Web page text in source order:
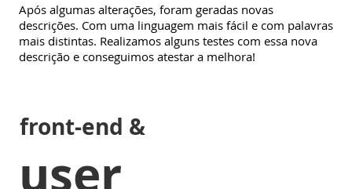
Após algumas alterações, foram geradas novas
descrições. Com uma linguagem mais fácil e com palavras
mais distintas. Realizamos alguns testes com essa nova
descrição e conseguimos atestar a melhora!
front-end &
user